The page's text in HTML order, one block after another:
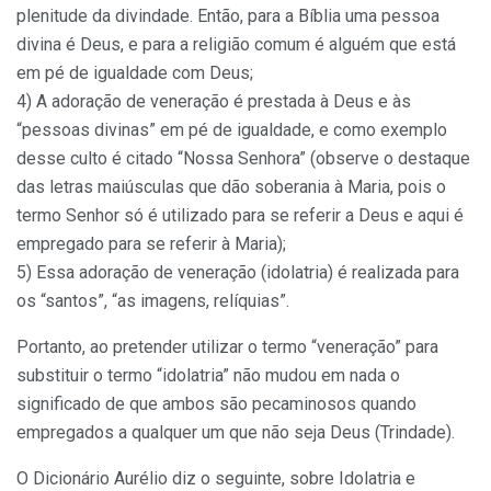
plenitude da divindade. Então, para a Bíblia uma pessoa
divina é Deus, e para a religião comum é alguém que está
em pé de igualdade com Deus;
4) A adoração de veneração é prestada à Deus e às
“pessoas divinas” em pé de igualdade, e como exemplo
desse culto é citado “Nossa Senhora” (observe o destaque
das letras maiúsculas que dão soberania à Maria, pois o
termo Senhor só é utilizado para se referir a Deus e aqui é
empregado para se referir à Maria);
5) Essa adoração de veneração (idolatria) é realizada para
os “santos”, “as imagens, relíquias”.
Portanto, ao pretender utilizar o termo “veneração” para
substituir o termo “idolatria” não mudou em nada o
significado de que ambos são pecaminosos quando
empregados a qualquer um que não seja Deus (Trindade).
O Dicionário Aurélio diz o seguinte, sobre Idolatria e